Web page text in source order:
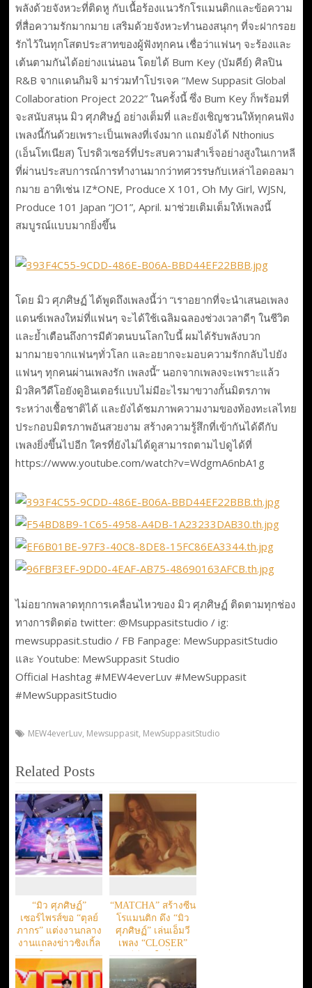
พลังด้วยจังหวะที่ติดหู กับเนื้อร้องแนวรักโรแมนติกและข้อความ
ที่สื่อความรักมากมาย เสริมด้วยจังหวะทำนองสนุกๆ ที่จะฝากรอย
รักไว้ในทุกโสตประสาทของผู้ฟังทุกคน เชื่อว่าแฟนๆ จะร้องและ
เต้นตามกันได้อย่างแน่นอน โดยได้ Bum Key (บัมคีย์) ศิลปิน
R&B จากแดนกิมจิ มาร่วมทำโปรเจค “Mew Suppasit Global
Collaboration Project 2022” ในครั้งนี้ ซึ่ง Bum Key ก็พร้อมที่
จะสนับสนุน มิว ศุภศิษฏ์ อย่างเต็มที่ และยังเชิญชวนให้ทุกคนฟัง
เพลงนี้กันด้วยเพราะเป็นเพลงที่เจ๋งมาก แถมยังได้ Nthonius
(เอ็นโทเนียส) โปรดิวเซอร์ที่ประสบความสำเร็จอย่างสูงในเกาหลี
ที่ผ่านประสบการณ์การทำงานมากว่าทศวรรษกับเหล่าไอดอลมา
กมาย อาทิเช่น IZ*ONE, Produce X 101, Oh My Girl, WJSN,
Produce 101 Japan “JO1”, April. มาช่วยเติมเต็มให้เพลงนี้
สมบูรณ์แบบมากยิ่งขึ้น
โดย มิว ศุภศิษฏ์ ได้พูดถึงเพลงนี้ว่า “เราอยากที่จะนำเสนอเพลง
แดนซ์เพลงใหม่ที่แฟนๆ จะได้ใช้เฉลิมฉลองช่วงเวลาดีๆ ในชีวิต
และย้ำเตือนถึงการมีตัวตนบนโลกใบนี้ ผมได้รับพลังบวก
มากมายจากแฟนๆทั่วโลก และอยากจะมอบความรักกลับไปยัง
แฟนๆ ทุกคนผ่านเพลงรัก เพลงนี้” นอกจากเพลงจะเพราะแล้ว
มิวสิควีดีโอยังดูอินเตอร์แบบไม่มีอะไรมาขวางกั้นมิตรภาพ
ระหว่างเชื้อชาติได้ และยังได้ชมภาพความงามของท้องทะเลไทย
ประกอบมิตรภาพอันสวยงาม สร้างความรู้สึกที่เข้ากันได้ดีกับ
เพลงยิ่งขึ้นไปอีก ใครที่ยังไม่ได้ดูสามารถตามไปดูได้ที่
https://www.youtube.com/watch?v=WdgmA6nbA1g
ไม่อยากพลาดทุกการเคลื่อนไหวของ มิว ศุภศิษฏ์ ติดตามทุกช่อง
ทางการติดต่อ twitter: @Msuppasitstudio / ig:
mewsuppasit.studio / FB Fanpage: MewSuppasitStudio
และ Youtube: MewSuppasit Studio
Official Hashtag #MEW4everLuv #MewSuppasit
#MewSuppasitStudio
MEW4everLuv, Mewsuppasit, MewSuppasitStudio
Related Posts
“มิว ศุภศิษฏ์”
เซอร์ไพรส์ขอ “ตุลย์
ภากร” แต่งงานกลาง
งานแถลงข่าวซิงเกิ้ล
ใหม่ล่าสุด
“MATCHA” สร้างซีน
โรแมนติก ดึง “มิว
ศุภศิษฏ์” เล่นเอ็มวี
เพลง “CLOSER”
เคมีดี จนใจสั่น!!!